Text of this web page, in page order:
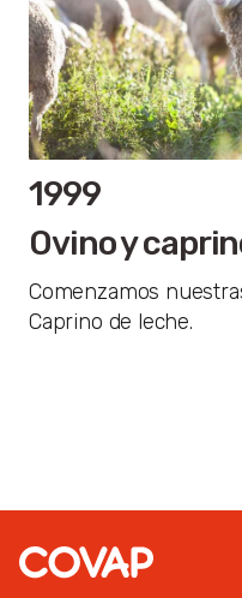
1999
Ovino y
Comenzamos
Caprino de leche.